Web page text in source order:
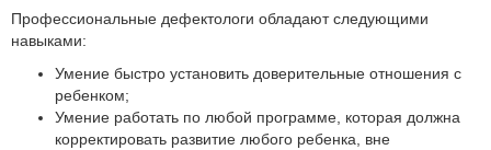
Профессиональные дефектологи обладают следующими
навыками:
Умение быстро установить доверительные отношения с
ребенком;
Умение работать по любой программе, которая должна
корректировать развитие любого ребенка, вне